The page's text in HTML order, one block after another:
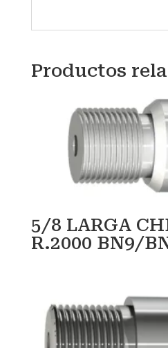
Productos
5/8 LARGA
R.2000 BN9/